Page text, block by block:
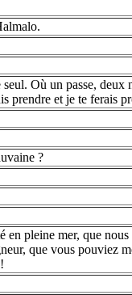
Où un passe, deux
prendre et je te ferais
?
en pleine mer, que nous
que vous pouviez